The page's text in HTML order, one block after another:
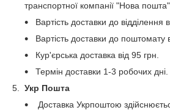
транспортної компанії "Нова пошта".
Вартість доставки до відділення
Вартість доставки до поштомату
Кур'єрська доставка від 95 грн.
Термін доставки 1-3 робочих дні.
5. Укр Пошта
Доставка Укрпоштою